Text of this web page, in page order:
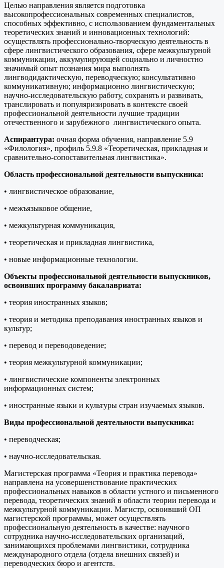
Целью направления является подготовка
высокопрофессиональных современных специалистов,
способных эффективно, с использованием фундаментальных
теоретических знаний и инновационных технологий:
осуществлять профессионально-творческую деятельность в
сфере лингвистического образования, сфере межкультурной
коммуникации, аккумулирующей социально и личностно
значимый опыт познания мира выполнять
лингводидактическую, переводческую; консультативно
коммуникативную; информационно лингвистическую;
научно-исследовательскую работу, сохранять и развивать,
транслировать и популяризировать в контексте своей
профессиональной деятельности лучшие традиции
отечественного и зарубежного лингвистического опыта.
Аспирантура: очная форма обучения, направление 5.9
«Филология», профиль 5.9.8 «Теоретическая, прикладная и
сравнительно-сопоставительная лингвистика».
Область профессиональной деятельности выпускника:
• лингвистическое образование,
• межъязыковое общение,
• межкультурная коммуникация,
• теоретическая и прикладная лингвистика,
• новые информационные технологии.
Объекты профессиональной деятельности выпускников,
освоивших программу бакалавриата:
• теория иностранных языков;
• теория и методика преподавания иностранных языков и
культур;
• перевод и переводоведение;
• теория межкультурной коммуникации;
• лингвистические компоненты электронных
информационных систем;
• иностранные языки и культуры стран изучаемых языков.
Виды профессиональной деятельности выпускника:
• переводческая;
• научно-исследовательская.
Магистерская программа «Теория и практика перевода»
направлена на усовершенствование практических
профессиональных навыков в области устного и письменного
перевода, теоретических знаний в области теории перевода и
межкультурной коммуникации. Магистр, освоивший ОП
магистерской программы, может осуществлять
профессиональную деятельность в качестве: научного
сотрудника научно-исследовательских организаций,
занимающихся проблемами лингвистики, сотрудника
международного отдела (отдела внешних связей) и
переводческих бюро и агентств.